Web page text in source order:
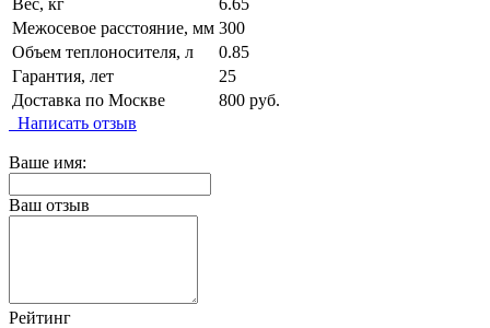
Межосевое расстояние, мм 300
Объем теплоносителя, л
0.85
Гарантия, лет
25
Доставка по Москве
800 руб.
Написать отзыв
Ваше имя:
Ваш отзыв
Рейтинг